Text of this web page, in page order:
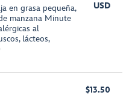
en grasa pequeña,
manzana Minute
al
lácteos,
USD
$13.50